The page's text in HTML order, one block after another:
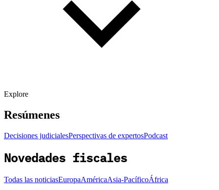
Explore
Resúmenes
Decisiones judicialesPerspectivas de expertosPodcast
Novedades fiscales
Todas las noticiasEuropaAméricaAsia-PacíficoÁfrica